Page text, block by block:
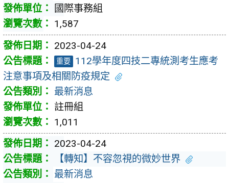
國際事務組
1,587
2023-04-24
重要 112學年度四技二專統測考生應考
注意事項及相關防疫規定
最新消息
註冊組
1,011
2023-04-24
【轉知】不容忽視的微妙世界
最新消息